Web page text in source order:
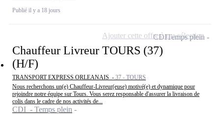
Publié il y a 18 jours
Chauffeur Livreur TOURS (37)
(H/F)
TRANSPORT EXPRESS ORLEANAIS - 37 - TOURS
Nous recherchons un(e) Chauffeur-Livreur(euse) motivé(e) et dynamique pour
rejoindre notre équipe sur Tours. Vous serez responsable d'assurer la livraison de
colis dans le cadre de nos activités de...
CDI - Temps plein
CDITemps plein
Ajouter cette offre à ma sélection